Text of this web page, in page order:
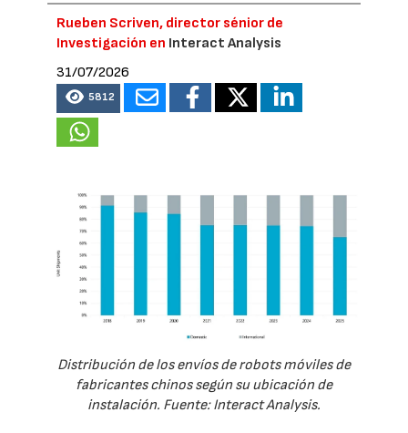
Rueben Scriven, director sénior de
Investigación en Interact Analysis
31/07/2026
5812
Distribución de los envíos de robots móviles de
fabricantes chinos según su ubicación de
instalación. Fuente: Interact Analysis.